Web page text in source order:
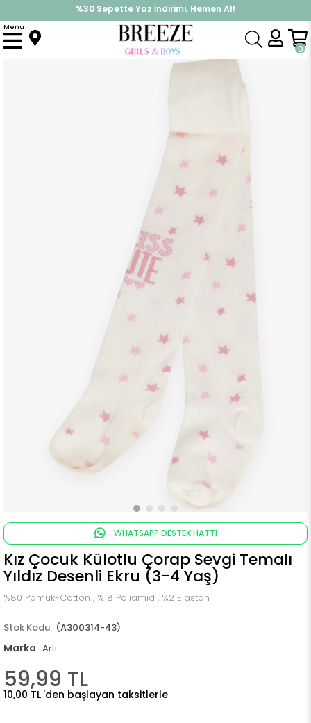
%30 Sepette Yaz İndirimi, Hemen Al!
İndirimlere ek %10 İndirimi Kap, Hemen Üye Ol!
0
Menu
Anasayfa Çorap Kız Çocuk Külotlu Çorap Sevgi Temalı Yıldız Desenli Ekru (3-4 Yaş)
WHATSAPP DESTEK HATTI
Kız Çocuk Külotlu Çorap Sevgi Temalı
Yıldız Desenli Ekru (3-4 Yaş)
%80 Pamuk-Cotton , %18 Poliamid , %2 Elastan
(A300314-43)
Marka : Artı
59,99 TL
10,00 TL 'den başlayan taksitlerle